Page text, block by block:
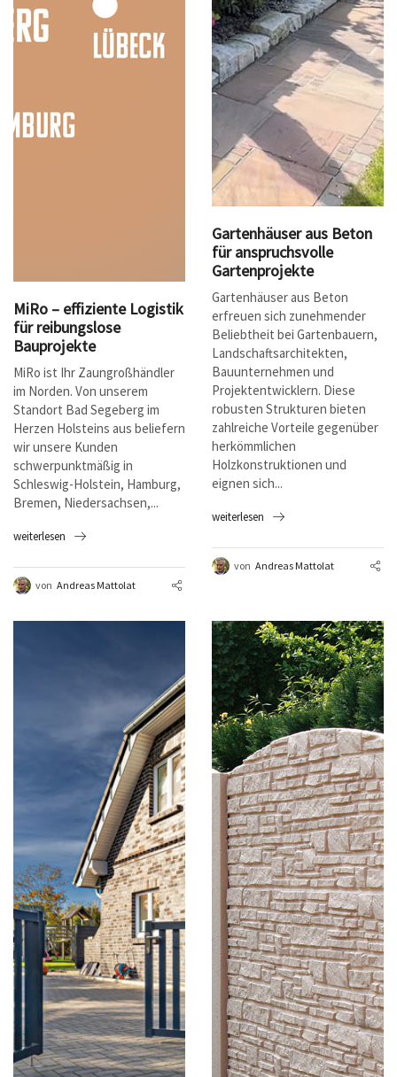
MiRo – effiziente Logistik
für reibungslose
Bauprojekte
MiRo ist Ihr Zaungroßhändler
im Norden. Von unserem
Standort Bad Segeberg im
Herzen Holsteins aus beliefern
wir unsere Kunden
schwerpunktmäßig in
Schleswig-Holstein, Hamburg,
Bremen, Niedersachsen,...
weiterlesen
von Andreas Mattolat
Gartenhäuser aus Beton
für anspruchsvolle
Gartenprojekte
Gartenhäuser aus Beton
erfreuen sich zunehmender
Beliebtheit bei Gartenbauern,
Landschaftsarchitekten,
Bauunternehmen und
Projektentwicklern. Diese
robusten Strukturen bieten
zahlreiche Vorteile gegenüber
herkömmlichen
Holzkonstruktionen und
eignen sich...
weiterlesen
von Andreas Mattolat